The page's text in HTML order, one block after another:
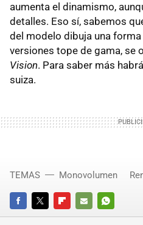
aumenta el dinamismo,
detalles. Eso sí, sabemos
del modelo dibuja una forma
versiones tope de gama, se
Vision. Para saber más
suiza.
FACEBOOKTWITTERFLIPBOARD
E-
WHATSAPP
TEMAS Monovolumen